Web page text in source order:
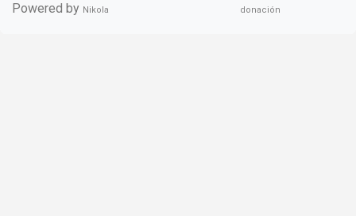
Powered by Nikola
donación